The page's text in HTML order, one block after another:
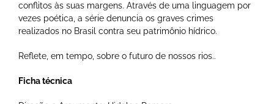
conflitos às suas margens. Através de uma linguagem por
vezes poética, a série denuncia os graves crimes
realizados no Brasil contra seu patrimônio hídrico.
Reflete, em tempo, sobre o futuro de nossos rios..
Ficha técnica